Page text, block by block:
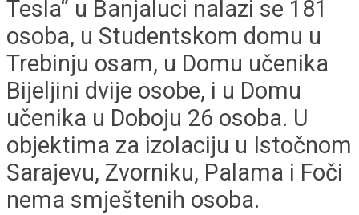
Tesla“ u Banjaluci nalazi se 181
osoba, u Studentskom domu u
Trebinju osam, u Domu učenika
Bijeljini dvije osobe, i u Domu
učenika u Doboju 26 osoba. U
objektima za izolaciju u Istočnom
Sarajevu, Zvorniku, Palama i Foči
nema smještenih osoba.